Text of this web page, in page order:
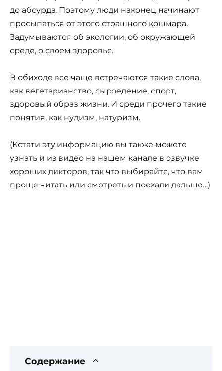
до абсурда. Поэтому люди наконец начинают
просыпаться от этого страшного кошмара.
Задумываются об экологии, об окружающей
среде, о своем здоровье.
В обиходе все чаще встречаются такие слова,
как вегетарианство, сыроедение, спорт,
здоровый образ жизни. И среди прочего такие
понятия, как нудизм, натуризм.
(Кстати эту информацию вы также можете
узнать и из видео на нашем канале в озвучке
хороших дикторов, так что выбирайте, что вам
проще читать или смотреть и поехали дальше…)
Содержание